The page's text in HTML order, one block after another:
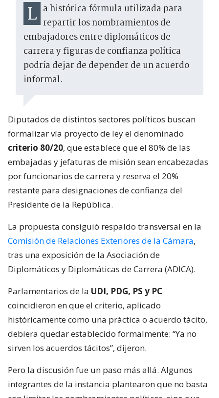
La histórica fórmula utilizada para repartir los nombramientos de
embajadores entre diplomáticos de
carrera y figuras de confianza política
podría dejar de depender de un acuerdo
informal.
Diputados de distintos sectores políticos buscan
formalizar vía proyecto de ley el denominado
criterio 80/20, que establece que el 80% de las
embajadas y jefaturas de misión sean encabezadas
por funcionarios de carrera y reserva el 20%
restante para designaciones de confianza del
Presidente de la República.
La propuesta consiguió respaldo transversal en la
Comisión de Relaciones Exteriores de la Cámara,
tras una exposición de la Asociación de
Diplomáticos y Diplomáticas de Carrera (ADICA).
Parlamentarios de la UDI, PDG, PS y PC
coincidieron en que el criterio, aplicado
históricamente como una práctica o acuerdo tácito,
debiera quedar establecido formalmente: “Ya no
sirven los acuerdos tácitos”, dijeron.
Pero la discusión fue un paso más allá. Algunos
integrantes de la instancia plantearon que no basta